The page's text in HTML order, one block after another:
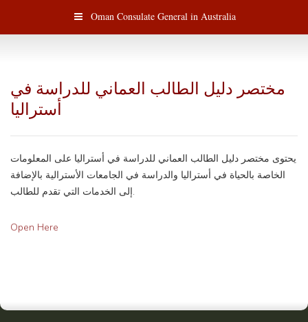
Oman Consulate General in Australia
مختصر دليل الطالب العماني للدراسة في
أستراليا
يحتوى مختصر دليل الطالب العماني للدراسة في أستراليا على المعلومات
الخاصة بالحياة في أستراليا والدراسة في الجامعات الأسترالية بالإضافة
إلى الخدمات التي تقدم للطالب.
Open Here